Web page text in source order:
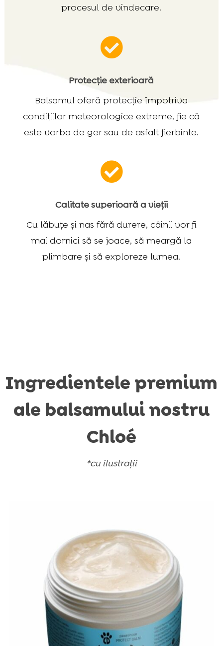
procesul de vindecare.

Protecție exterioară
Balsamul oferă protecție împotriva
condițiilor meteorologice extreme, fie că
este vorba de ger sau de asfalt fierbinte.

Calitate superioară a vieții
Cu lăbuțe și nas fără durere, câinii vor fi
mai dornici să se joace, să meargă la
plimbare și să exploreze lumea.
Ingredientele premium
ale balsamului nostru
Chloé
*cu ilustrații